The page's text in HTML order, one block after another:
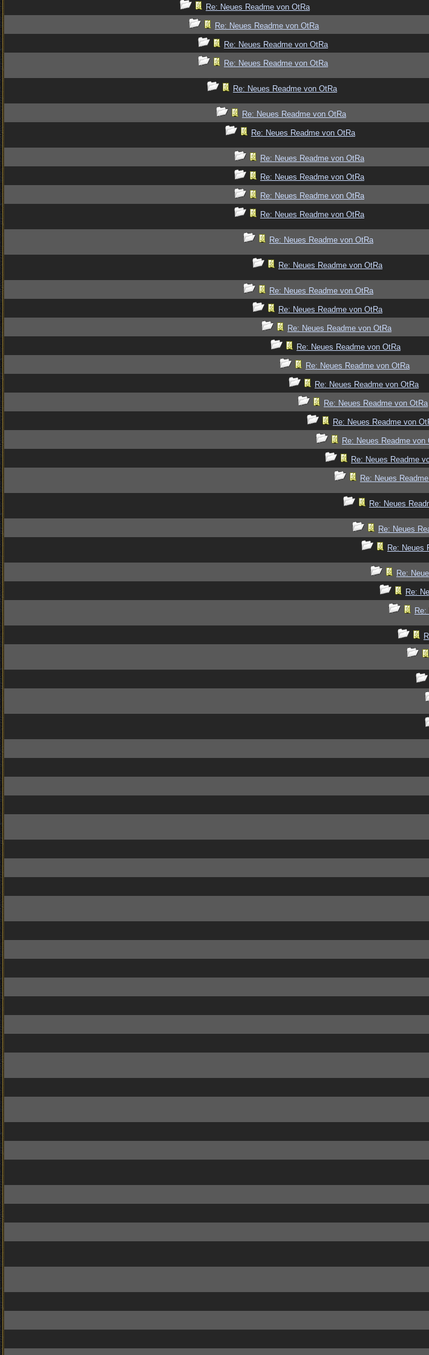
Re: Neues Readme von OtRa
Re: Neues Readme von OtRa
Re: Neues Readme von OtRa
Re: Neues Readme von OtRa
Re: Neues Readme von OtRa
Re: Neues Readme von OtRa
Re: Neues Readme von OtRa
Re: Neues Readme von OtRa
Re: Neues Readme von OtRa
Re: Neues Readme von OtRa
Re: Neues Readme von OtRa
Re: Neues Readme von OtRa
Re: Neues Readme von OtRa
Re: Neues Readme von OtRa
Re: Neues Readme von OtRa
Re: Neues Readme von OtRa
Re: Neues Readme von OtRa
Re: Neues Readme von OtRa
Re: Neues Readme von OtRa
Re: Neues Readme von OtRa
Re: Neues Readme von
Re: Neues Readme von
Re: Neues Readme
Re: Neues
Re: Neues
Re: Neues
Re: Neues
Re:
Re: